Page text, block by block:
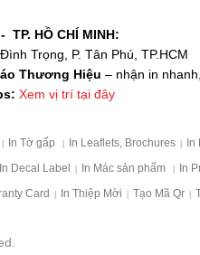
TP. HỒ CHÍ MINH:
Trọng, P. Tân Phú, TP.HCM
Thương Hiệu – nhận in
Xem vị trí tại đây
In Tờ gấp In Leaflets, Brochures In
In Decal Label In Mác sản phẩm In
Card In Thiệp Mời Tạo Mã Qr